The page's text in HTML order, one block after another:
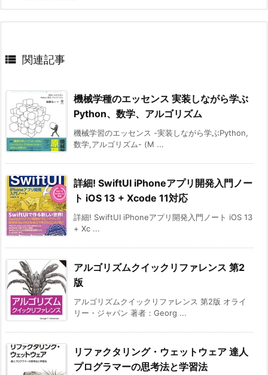
 関連記事
機械学種のエッセンス 実装しながら学ぶ
Python、数学、アルゴリズム
機械学習のエッセンス -実装しながら学ぶPython,
数学,アルゴリズム- (M ...
詳細! SwiftUI iPhoneアプリ開発入門ノー
ト iOS 13 + Xcode 11対応
詳細! SwiftUI iPhoneアプリ開発入門ノート iOS 13
+ Xc ...
アルゴリズムクイックリファレンス 第2
版
アルゴリズムクイックリファレンス 第2版 オライ
リー・ジャパン 著者：Georg ...
リファクタリング・ウェットウェア 達人
プログラマーの思考法と学習法